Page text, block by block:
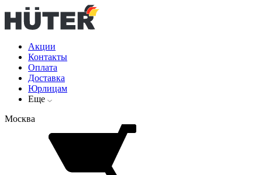
Акции
Контакты
Оплата
Доставка
Юрлицам
Еще
Москва